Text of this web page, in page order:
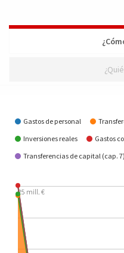
¿Cómo se gasta?
Gastos de personal
Inversiones reales
Gastos
Transferencias de capital (cap. 7)
25 mill. €